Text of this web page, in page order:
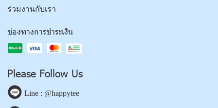
ร่วมงานกับเรา
ช่องทางการชำระเงิน
Please Follow Us
Line : @happytee